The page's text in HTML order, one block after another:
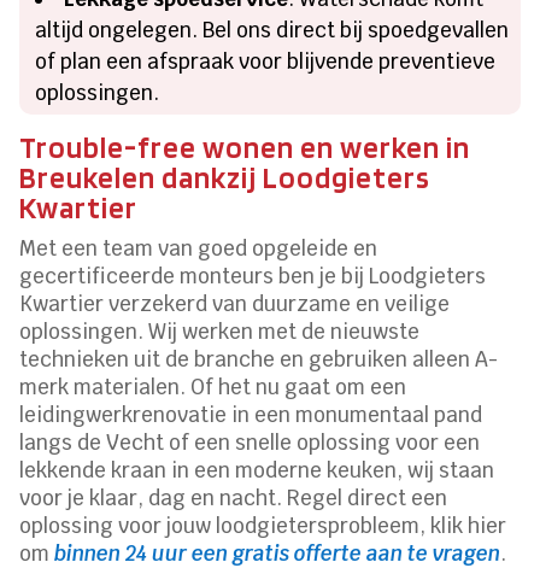
altijd ongelegen. Bel ons direct bij spoedgevallen
of plan een afspraak voor blijvende preventieve
oplossingen.
Trouble-free wonen en werken in
Breukelen dankzij Loodgieters
Kwartier
Met een team van goed opgeleide en
gecertificeerde monteurs ben je bij Loodgieters
Kwartier verzekerd van duurzame en veilige
oplossingen. Wij werken met de nieuwste
technieken uit de branche en gebruiken alleen A-
merk materialen. Of het nu gaat om een
leidingwerkrenovatie in een monumentaal pand
langs de Vecht of een snelle oplossing voor een
lekkende kraan in een moderne keuken, wij staan
voor je klaar, dag en nacht. Regel direct een
oplossing voor jouw loodgietersprobleem, klik hier
ombinnen 24 uur een gratis offerte aan te vragen.